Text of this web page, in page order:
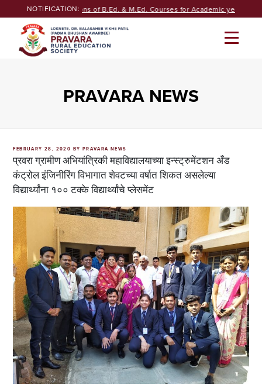
to
NOTIFICATION:
Seeking Admissions of B.Ed. & M.Ed. Courses for Academic year 2026-
PRAVARA NEWS
POSTED
ON
FEBRUARY 28, 2020 BY PRAVARA NEWS
प्रवरा ग्रामीण अभियांत्रिकी महाविद्यालयाच्या इन्स्ट्रुमेंटशन अँड
कंट्रोल इंजिनीरिंग विभागात शेवटच्या वर्षात शिकत असलेल्या
विद्यार्थ्यांना १०० टक्के विद्यार्थ्यांचे प्लेसमेंट